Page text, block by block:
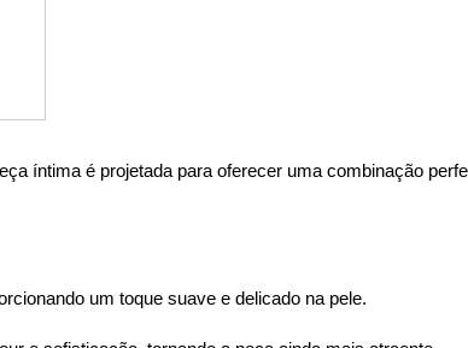
íntima é projetada para oferecer uma combinação
um toque suave e delicado na pele.